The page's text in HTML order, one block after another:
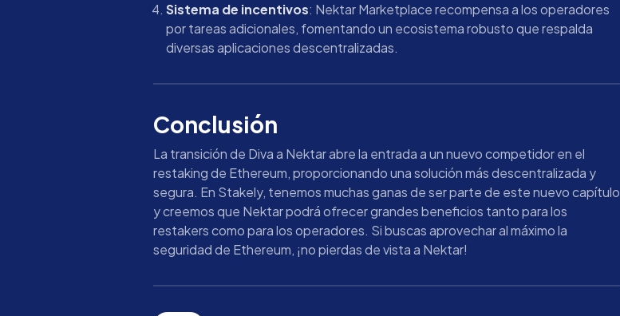
Sistema de incentivos: Nektar Marketplace recompensa a los operadores
por tareas adicionales, fomentando un ecosistema robusto que respalda
diversas aplicaciones descentralizadas.
Conclusión
La transición de Diva a Nektar abre la entrada a un nuevo competidor en el
restaking de Ethereum, proporcionando una solución más descentralizada y
segura. En Stakely, tenemos muchas ganas de ser parte de este nuevo capítulo
y creemos que Nektar podrá ofrecer grandes beneficios tanto para los
restakers como para los operadores. Si buscas aprovechar al máximo la
seguridad de Ethereum, ¡no pierdas de vista a Nektar!